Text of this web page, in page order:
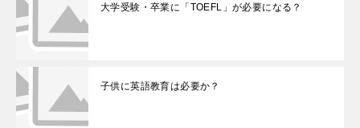
大学受験・卒業に「TOEFL」が必要になる？
子供に英語教育は必要か？